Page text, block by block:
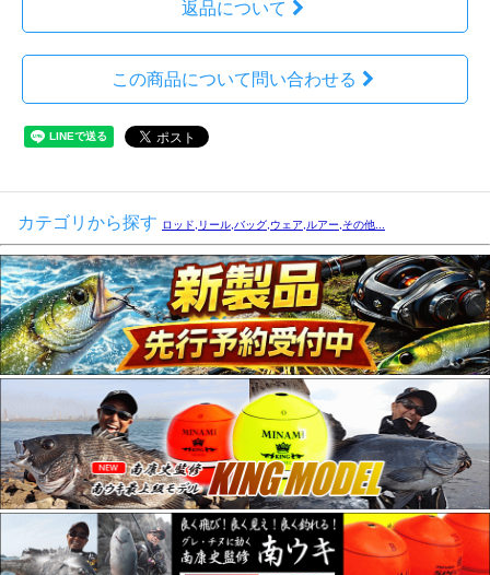
返品について
この商品について問い合わせる
カテゴリから探す ロッド,リール,バッグ,ウェア,ルアー,その他...